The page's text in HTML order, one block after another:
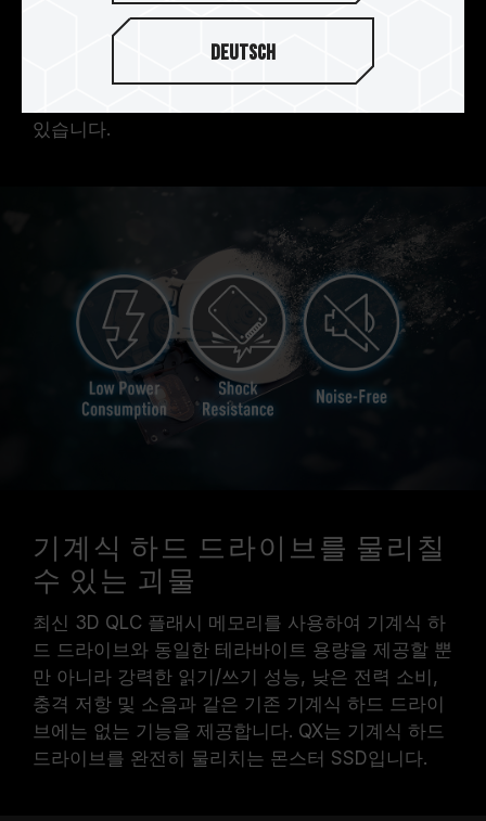
강력한 SLC 캐시 성능 지원
500MB
있습니다.
기계식 하드 드라이브를 물리칠
수 있는 괴물
최신 3D QLC 플래시 메모리를 사용하여 기계식 하
드 드라이브와 동일한 테라바이트 용량을 제공할 뿐
만 아니라 강력한 읽기/쓰기 성능, 낮은 전력 소비,
충격 저항 및 소음과 같은 기존 기계식 하드 드라이
브에는 없는 기능을 제공합니다. QX는 기계식 하드
드라이브를 완전히 물리치는 몬스터 SSD입니다.
Deutsch